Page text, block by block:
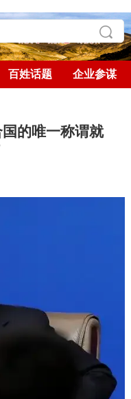
百姓话题 企业参谋
的唯一称谓就